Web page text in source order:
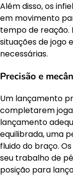
Além disso, os
em movimento
tempo de reação.
situações de jogo
necessárias.
Precisão e
Um lançamento
completarem
lançamento
equilibrada, uma
fluido do braço.
seu trabalho de
posição para